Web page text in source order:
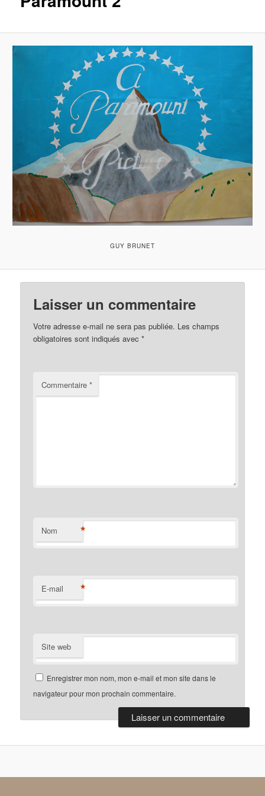
GUY BRUNET
Laisser un commentaire
Votre adresse e-mail ne sera pas publiée. Les champs
obligatoires sont indiqués avec*
Commentaire*
Nom *
E-mail *
Site web
Enregistrer mon nom, mon e-mail et mon site dans le
navigateur pour mon prochain commentaire.